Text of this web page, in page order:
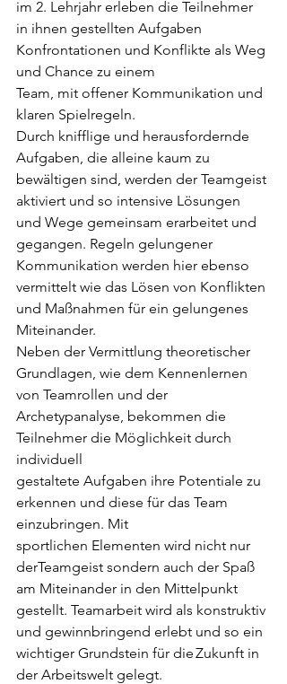
im 2. Lehrjahr erleben die Teilnehmer
in ihnen gestellten Aufgaben
Konfrontationen und Konflikte als Weg
Team, mit offener Kommunikation und
klaren Spielregeln.
Durch knifflige und herausfordernde
Aufgaben, die alleine kaum zu
bewältigen sind, werden der Teamgeist
aktiviert und so intensive Lösungen
und Wege gemeinsam erarbeitet und
gegangen. Regeln gelungener
Kommunikation werden hier ebenso
vermittelt wie das Lösen von Konflikten
und Maßnahmen für ein gelungenes
Miteinander.
Neben der Vermittlung theoretischer
Grundlagen, wie dem Kennenlernen
von Teamrollen und der
Archetypanalyse, bekommen die
Teilnehmer die Möglichkeit durch
individuell
gestaltete Aufgaben ihre Potentiale zu
erkennen und diese für das Team
einzubringen. Mit
sportlichen Elementen wird nicht nur
derTeamgeist sondern auch der Spaß
am Miteinander in den Mittelpunkt
gestellt. Teamarbeit wird als konstruktiv
und gewinnbringend erlebt und so ein
wichtiger Grundstein für die	Zukunft in
der Arbeitswelt gelegt.